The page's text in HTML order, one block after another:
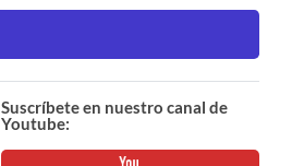
Suscríbete en nuestro canal de
Youtube: